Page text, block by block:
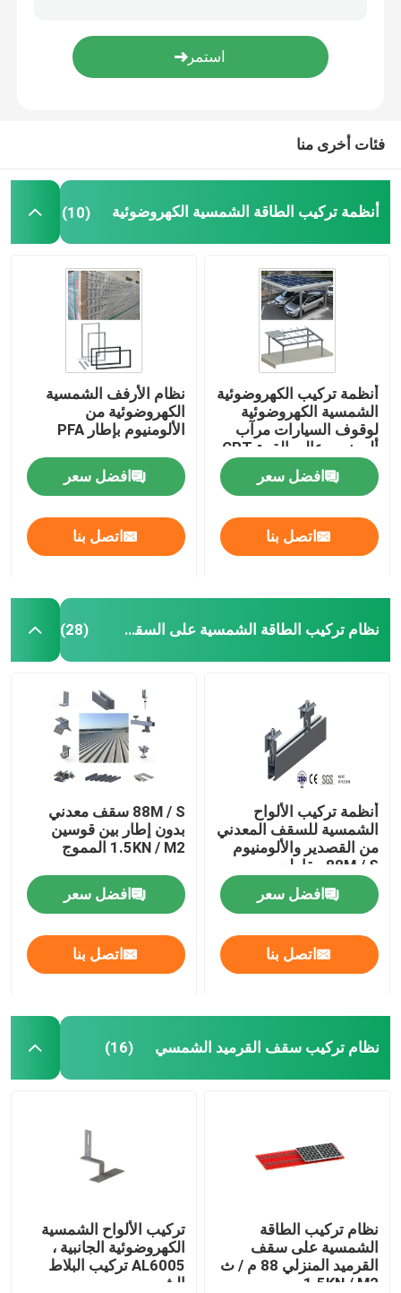
إطار الألواح الشمسية
الوحدة الشمسية أحادية البلورية
الوحدة الشمسية الكريستالات
فئات أخرى منا
أنظمة تركيب الطاقة الشمسية الكهروضوئية (10)
أنظمة تركيب الكهروضوئية
الشمسية الكهروضوئية
لوقوف السيارات مرآب
ألومنيوم عالي القوة CPT
افضل سعر
اتصل بنا
نظام الأرفف الشمسية
الكهروضوئية من
الألومنيوم بإطار PFA
افضل سعر
اتصل بنا
نظام تركيب الطاقة الشمسية على السقف المعدني (28)
أنظمة تركيب الألواح
الشمسية للسقف المعدني
من القصدير والألومنيوم
88M / S مقاطع
افضل سعر
اتصل بنا
88M / S سقف معدني
بدون إطار بين قوسين
1.5KN / M2 المموج
افضل سعر
اتصل بنا
نظام تركيب سقف القرميد الشمسي (16)
نظام تركيب الطاقة
الشمسية على سقف
القرميد المنزلي 88 م / ث
1.5KN / M2
تركيب الألواح الشمسية
الكهروضوئية الجانبية ،
AL6005 تركيب البلاط
الشمسي